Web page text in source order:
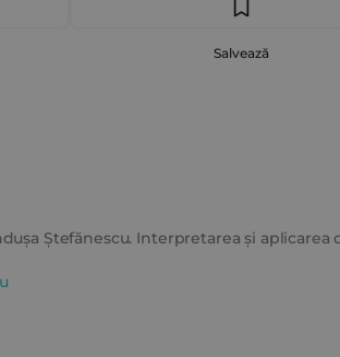
Salvează
Ștefănescu. Interpretarea și